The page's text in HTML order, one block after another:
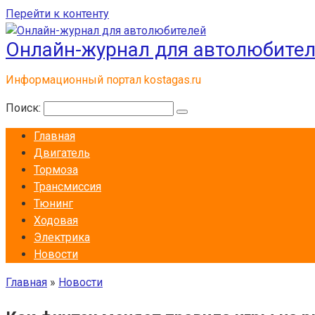
Перейти к контенту
Онлайн-журнал для
Информационный портал kostagas.ru
Поиск:
Главная
Двигатель
Тормоза
Трансмиссия
Тюнинг
Ходовая
Электрика
Новости
Главная » Новости